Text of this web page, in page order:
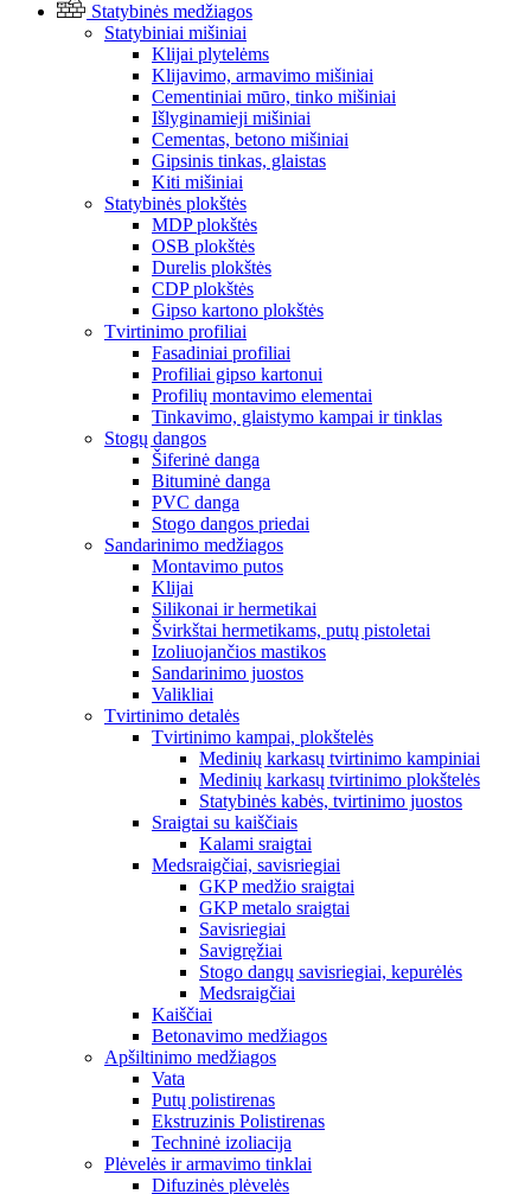
Statybinės medžiagos
Statybiniai mišiniai
Klijai plytelėms
Klijavimo, armavimo mišiniai
Cementiniai mūro, tinko mišiniai
Išlyginamieji mišiniai
Cementas, betono mišiniai
Gipsinis tinkas, glaistas
Kiti mišiniai
Statybinės plokštės
MDP plokštės
OSB plokštės
Durelis plokštės
CDP plokštės
Gipso kartono plokštės
Tvirtinimo profiliai
Fasadiniai profiliai
Profiliai gipso kartonui
Profilių montavimo elementai
Tinkavimo, glaistymo kampai ir tinklas
Stogų dangos
Šiferinė danga
Bituminė danga
PVC danga
Stogo dangos priedai
Sandarinimo medžiagos
Montavimo putos
Klijai
Silikonai ir hermetikai
Švirkštai hermetikams, putų pistoletai
Izoliuojančios mastikos
Sandarinimo juostos
Valikliai
Tvirtinimo detalės
Tvirtinimo kampai, plokštelės
Medinių karkasų tvirtinimo kampiniai
Medinių karkasų tvirtinimo plokštelės
Statybinės kabės, tvirtinimo juostos
Sraigtai su kaiščiais
Kalami sraigtai
Medsraigčiai, savisriegiai
GKP medžio sraigtai
GKP metalo sraigtai
Savisriegiai
Savigręžiai
Stogo dangų savisriegiai, kepurėlės
Medsraigčiai
Kaiščiai
Betonavimo medžiagos
Apšiltinimo medžiagos
Vata
Putų polistirenas
Ekstruzinis Polistirenas
Techninė izoliacija
Plėvelės ir armavimo tinklai
Difuzinės plėvelės